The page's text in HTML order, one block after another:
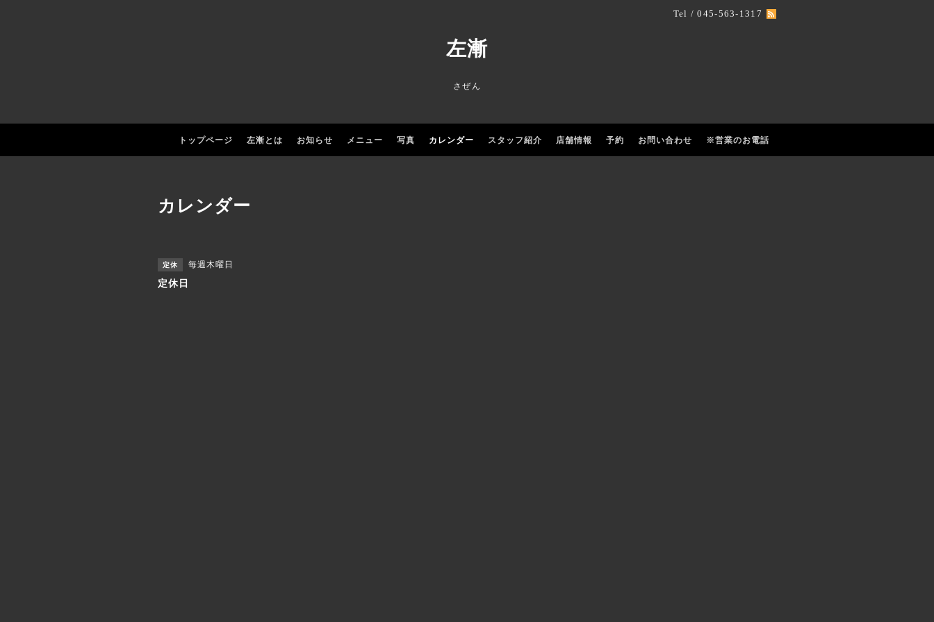
Tel / 045-563-1317
左漸
さぜん
トップページ 左漸とは お知らせ メニュー 写真 カレンダー スタッフ紹介 店舗情報 予約 お問い合わせ ※営業のお電話
カレンダー
定休 毎週木曜日
定休日